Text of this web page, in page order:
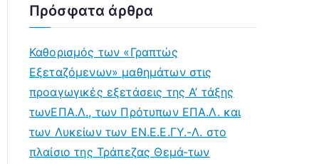
Πρόσφατα άρθρα
Καθορισμός των «Γραπτώς
Εξεταζόμενων» μαθημάτων στις
προαγωγικές εξετάσεις της Α’ τάξης
τωνΕΠΑ.Λ., των Πρότυπων ΕΠΑ.Λ. και
των Λυκείων των ΕΝ.Ε.Ε.ΓΥ.-Λ. στο
πλαίσιο της Τράπεζας Θεμά-των